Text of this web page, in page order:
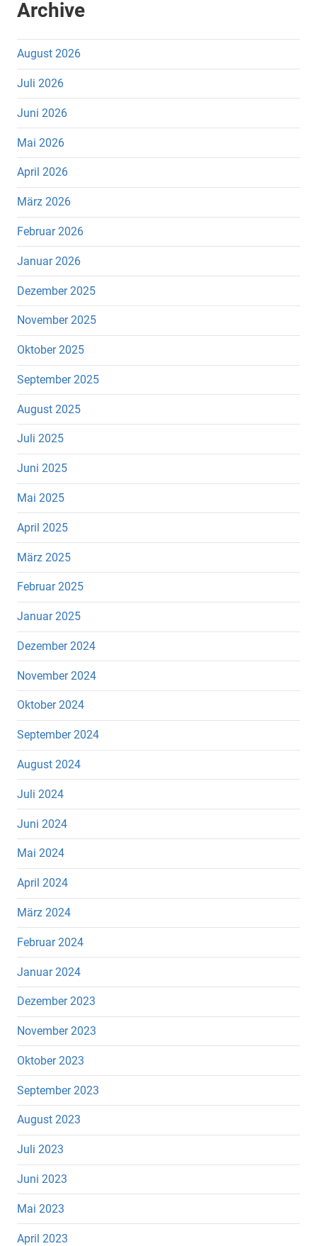
Archive
August 2026
Juli 2026
Juni 2026
Mai 2026
April 2026
März 2026
Februar 2026
Januar 2026
Dezember 2025
November 2025
Oktober 2025
September 2025
August 2025
Juli 2025
Juni 2025
Mai 2025
April 2025
März 2025
Februar 2025
Januar 2025
Dezember 2024
November 2024
Oktober 2024
September 2024
August 2024
Juli 2024
Juni 2024
Mai 2024
April 2024
März 2024
Februar 2024
Januar 2024
Dezember 2023
November 2023
Oktober 2023
September 2023
August 2023
Juli 2023
Juni 2023
Mai 2023
April 2023